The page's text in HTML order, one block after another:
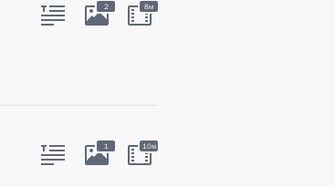
2 8м
1 10м